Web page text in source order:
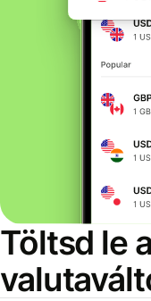
Töltsd le